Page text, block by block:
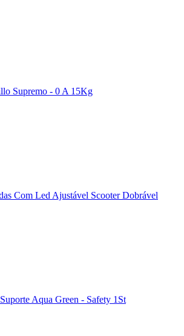
Supremo - 0 A 15Kg
Com Led Ajustável Scooter Dobrável
Aqua Green - Safety 1St